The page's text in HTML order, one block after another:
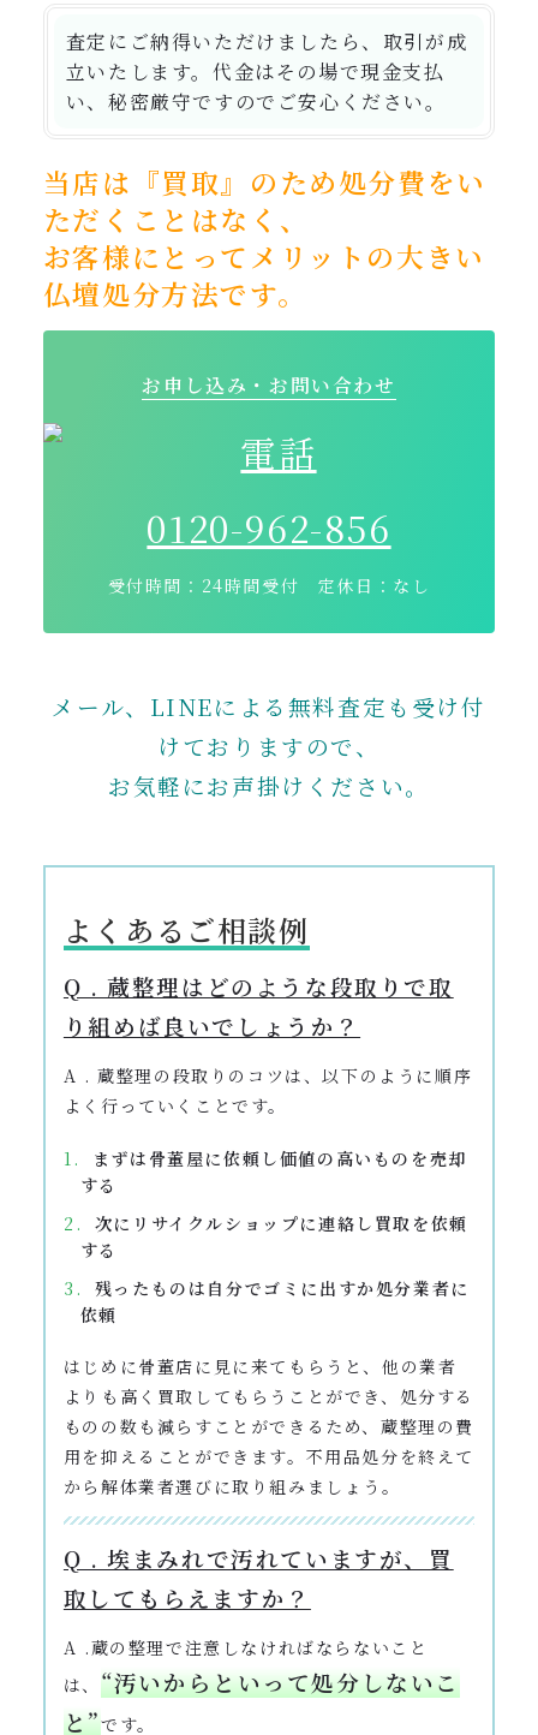
査定にご納得いただけましたら、取引が成
立いたします。代金はその場で現金支払
い、秘密厳守ですのでご安心ください。
当店は『買取』のため処分費をい
ただくことはなく、
お客様にとってメリットの大きい
仏壇処分方法です。
お申し込み・お問い合わせ
0120-962-856
受付時間：24時間受付 定休日：なし
メール、LINEによる無料査定も受け付
けておりますので、
お気軽にお声掛けください。
よくあるご相談例
Q . 蔵整理はどのような段取りで取
り組めば良いでしょうか？
A . 蔵整理の段取りのコツは、以下のように順序
よく行っていくことです。
まずは骨董屋に依頼し価値の高いものを売却
する
次にリサイクルショップに連絡し買取を依頼
する
残ったものは自分でゴミに出すか処分業者に
依頼
はじめに骨董店に見に来てもらうと、他の業者
よりも高く買取してもらうことができ、処分する
ものの数も減らすことができるため、蔵整理の費
用を抑えることができます。不用品処分を終えて
から解体業者選びに取り組みましょう。
Q . 埃まみれで汚れていますが、買
取してもらえますか？
A .蔵の整理で注意しなければならないこと
は、 “汚いからといって処分しないこ
と”です。